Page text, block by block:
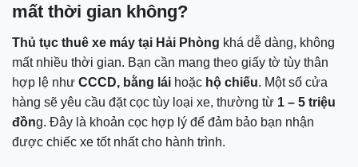
mất thời gian không?
Thủ tục thuê xe máy tại Hải Phòng khá dễ dàng, không
mất nhiều thời gian. Bạn cần mang theo giấy tờ tùy thân
hợp lệ như CCCD, bằng lái hoặc hộ chiếu. Một số cửa
hàng sẽ yêu cầu đặt cọc tùy loại xe, thường từ 1 – 5 triệu
đồng. Đây là khoản cọc hợp lý để đảm bảo bạn nhận
được chiếc xe tốt nhất cho hành trình.